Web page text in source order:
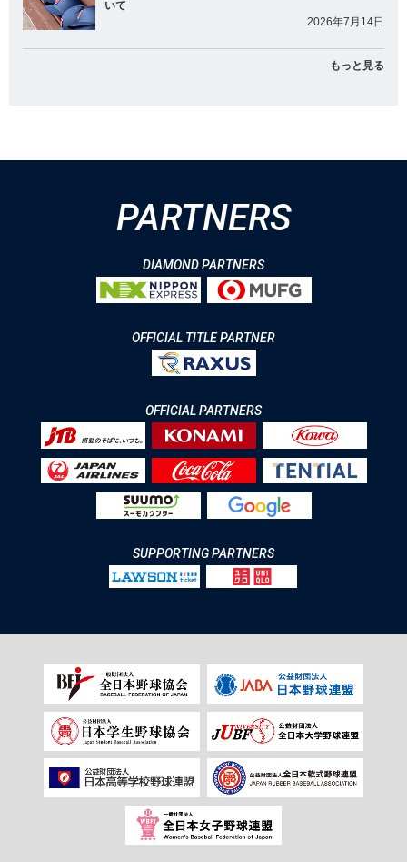
いて
2026年7月14日
もっと見る
PARTNERS
DIAMOND PARTNERS
OFFICIAL TITLE PARTNER
OFFICIAL PARTNERS
SUPPORTING PARTNERS